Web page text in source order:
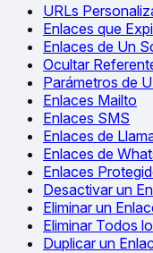
URLs
Enlaces que
Enlaces de Un
Ocultar
Parámetros de
Enlaces Mailto
Enlaces SMS
Enlaces de
Enlaces de
Enlaces
Desactivar un
Eliminar un
Eliminar Todos
Duplicar un